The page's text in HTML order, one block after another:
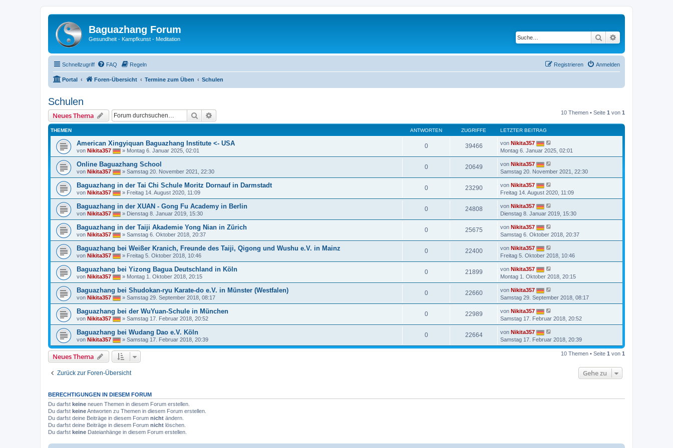
Baguazhang Forum
Gesundheit - Kampfkunst - Meditation Suche
Schnellzugriff FAQ Regeln Anmelden
Registrieren
Portal Foren-Übersicht Termine zum Üben Schulen
Schulen
Neues Thema Suche 10 Themen • Seite 1 von 1
THEMEN ANTWORTEN ZUGRIFFE LETZTER BEITRAG
American Xingyiquan Baguazhang Institute <- USA
von Nikita357 » Montag 6. Januar 2025, 02:01
0 39466 von Nikita357
Montag 6. Januar 2025, 02:01
Online Baguazhang School
von Nikita357 » Samstag 20. November 2021, 22:30
0 20649 von Nikita357
Samstag 20. November 2021, 22:30
Baguazhang in der Tai Chi Schule Moritz Dornauf in Darmstadt
von Nikita357 » Freitag 14. August 2020, 11:09
0 23290 von Nikita357
Freitag 14. August 2020, 11:09
Baguazhang in der XUAN - Gong Fu Academy in Berlin
von Nikita357 » Dienstag 8. Januar 2019, 15:30
0 24808 von Nikita357
Dienstag 8. Januar 2019, 15:30
Baguazhang in der Taiji Akademie Yong Nian in Zürich
von Nikita357 » Samstag 6. Oktober 2018, 20:37
0 25675 von Nikita357
Samstag 6. Oktober 2018, 20:37
Baguazhang bei Weißer Kranich, Freunde des Taiji, Qigong und Wushu e.V. in Mainz
von Nikita357 » Freitag 5. Oktober 2018, 10:46
0 22400 von Nikita357
Freitag 5. Oktober 2018, 10:46
Baguazhang bei Yizong Bagua Deutschland in Köln
von Nikita357 » Montag 1. Oktober 2018, 20:15
0 21899 von Nikita357
Montag 1. Oktober 2018, 20:15
Baguazhang bei Shudokan-ryu Karate-do e.V. in Münster (Westfalen)
von Nikita357 » Samstag 29. September 2018, 08:17
0 22660 von Nikita357
Samstag 29. September 2018, 08:17
Baguazhang bei der WuYuan-Schule in München
von Nikita357 » Samstag 17. Februar 2018, 20:52
0 22989 von Nikita357
Samstag 17. Februar 2018, 20:52
Baguazhang bei Wudang Dao e.V. Köln
von Nikita357 » Samstag 17. Februar 2018, 20:39
0 22664 von Nikita357
Samstag 17. Februar 2018, 20:39
Neues Thema 10 Themen • Seite 1 von 1
Zurück zur Foren-Übersicht Gehe zu
BERECHTIGUNGEN IN DIESEM FORUM
Du darfst keine neuen Themen in diesem Forum erstellen.
Du darfst keineAntworten zu Themen in diesem Forum erstellen.
Du darfst deine Beiträge in diesem Forum nicht ändern.
Du darfst deine Beiträge in diesem Forum nicht löschen.
Du darfst keine Dateianhänge in diesem Forum erstellen.